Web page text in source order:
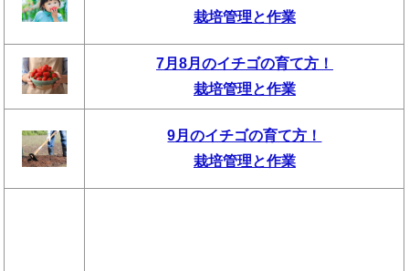
栽培管理と作業
7月8月のイチゴの育て方！
栽培管理と作業
9月のイチゴの育て方！
栽培管理と作業